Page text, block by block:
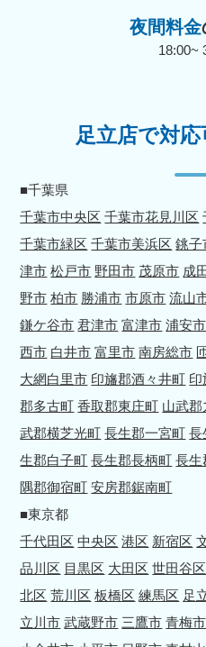
夜間料金
18:00~
足立店で対
■千葉県
千葉市中央区 千葉市花見川区
千葉市緑区 千葉市美浜区 銚子
津市 松戸市 野田市 茂原市 成
野市 柏市 勝浦市 市原市 流山
鎌ケ谷市 君津市 富津市 浦安市
西市 白井市 富里市 南房総市
大網白里市 印旛郡酒々井町 印
郡多古町 香取郡東庄町 山武
武郡横芝光町 長生郡一宮町 長
生郡白子町 長生郡長柄町 長生
隅郡御宿町 安房郡鋸南町
■東京都
千代田区 中央区 港区 新宿区
品川区 目黒区 大田区 世田谷区
北区 荒川区 板橋区 練馬区 足
立川市 武蔵野市 三鷹市 青梅市